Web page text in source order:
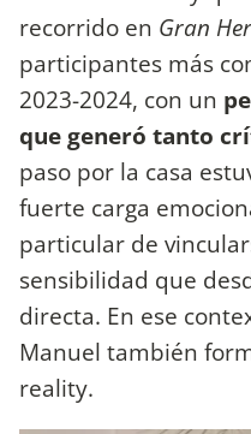
recorrido en Gran
participantes más
2023-2024, con un
que generó tanto
paso por la casa
fuerte carga
particular de
sensibilidad que
directa. En ese
Manuel también
reality.